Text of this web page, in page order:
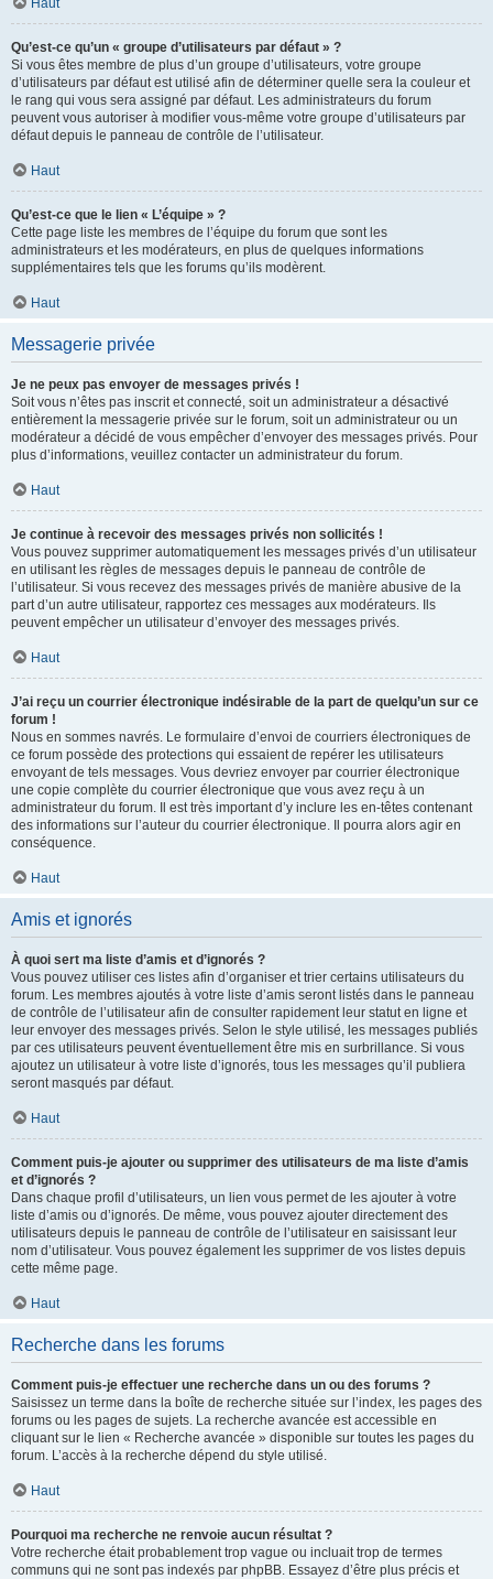
Haut
Qu’est-ce qu’un « groupe d’utilisateurs par défaut » ?
Si vous êtes membre de plus d’un groupe d’utilisateurs, votre groupe
d’utilisateurs par défaut est utilisé afin de déterminer quelle sera la couleur et
le rang qui vous sera assigné par défaut. Les administrateurs du forum
peuvent vous autoriser à modifier vous-même votre groupe d’utilisateurs par
défaut depuis le panneau de contrôle de l’utilisateur.
Haut
Qu’est-ce que le lien « L’équipe » ?
Cette page liste les membres de l’équipe du forum que sont les
administrateurs et les modérateurs, en plus de quelques informations
supplémentaires tels que les forums qu’ils modèrent.
Haut
Messagerie privée
Je ne peux pas envoyer de messages privés !
Soit vous n’êtes pas inscrit et connecté, soit un administrateur a désactivé
entièrement la messagerie privée sur le forum, soit un administrateur ou un
modérateur a décidé de vous empêcher d’envoyer des messages privés. Pour
plus d’informations, veuillez contacter un administrateur du forum.
Haut
Je continue à recevoir des messages privés non sollicités !
Vous pouvez supprimer automatiquement les messages privés d’un utilisateur
en utilisant les règles de messages depuis le panneau de contrôle de
l’utilisateur. Si vous recevez des messages privés de manière abusive de la
part d’un autre utilisateur, rapportez ces messages aux modérateurs. Ils
peuvent empêcher un utilisateur d’envoyer des messages privés.
Haut
J’ai reçu un courrier électronique indésirable de la part de quelqu’un sur ce
forum !
Nous en sommes navrés. Le formulaire d’envoi de courriers électroniques de
ce forum possède des protections qui essaient de repérer les utilisateurs
envoyant de tels messages. Vous devriez envoyer par courrier électronique
une copie complète du courrier électronique que vous avez reçu à un
administrateur du forum. Il est très important d’y inclure les en-têtes contenant
des informations sur l’auteur du courrier électronique. Il pourra alors agir en
conséquence.
Haut
Amis et ignorés
À quoi sert ma liste d’amis et d’ignorés ?
Vous pouvez utiliser ces listes afin d’organiser et trier certains utilisateurs du
forum. Les membres ajoutés à votre liste d’amis seront listés dans le panneau
de contrôle de l’utilisateur afin de consulter rapidement leur statut en ligne et
leur envoyer des messages privés. Selon le style utilisé, les messages publiés
par ces utilisateurs peuvent éventuellement être mis en surbrillance. Si vous
ajoutez un utilisateur à votre liste d’ignorés, tous les messages qu’il publiera
seront masqués par défaut.
Haut
Comment puis-je ajouter ou supprimer des utilisateurs de ma liste d’amis
et d’ignorés ?
Dans chaque profil d’utilisateurs, un lien vous permet de les ajouter à votre
liste d’amis ou d’ignorés. De même, vous pouvez ajouter directement des
utilisateurs depuis le panneau de contrôle de l’utilisateur en saisissant leur
nom d’utilisateur. Vous pouvez également les supprimer de vos listes depuis
cette même page.
Haut
Recherche dans les forums
Comment puis-je effectuer une recherche dans un ou des forums ?
Saisissez un terme dans la boîte de recherche située sur l’index, les pages des
forums ou les pages de sujets. La recherche avancée est accessible en
cliquant sur le lien « Recherche avancée » disponible sur toutes les pages du
forum. L’accès à la recherche dépend du style utilisé.
Haut
Pourquoi ma recherche ne renvoie aucun résultat ?
Votre recherche était probablement trop vague ou incluait trop de termes
communs qui ne sont pas indexés par phpBB. Essayez d’être plus précis et